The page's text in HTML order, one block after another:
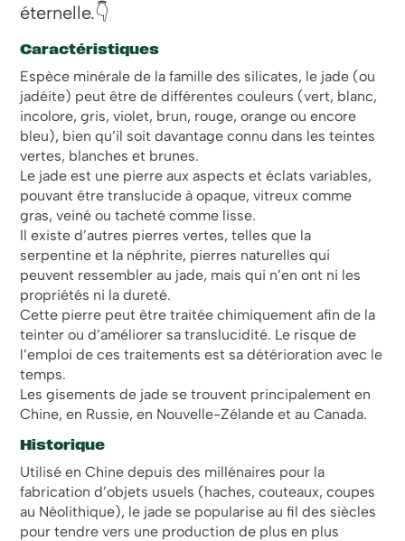
éternelle.👇
Caractéristiques
Espèce minérale de la famille des silicates, le jade (ou
jadéite) peut être de différentes couleurs (vert, blanc,
incolore, gris, violet, brun, rouge, orange ou encore
bleu), bien qu’il soit davantage connu dans les teintes
vertes, blanches et brunes.
Le jade est une pierre aux aspects et éclats variables,
pouvant être translucide à opaque, vitreux comme
gras, veiné ou tacheté comme lisse.
Il existe d’autres pierres vertes, telles que la
serpentine et la néphrite, pierres naturelles qui
peuvent ressembler au jade, mais qui n’en ont ni les
propriétés ni la dureté.
Cette pierre peut être traitée chimiquement afin de la
teinter ou d’améliorer sa translucidité. Le risque de
l’emploi de ces traitements est sa détérioration avec le
temps.
Les gisements de jade se trouvent principalement en
Chine, en Russie, en Nouvelle-Zélande et au Canada.
Historique
Utilisé en Chine depuis des millénaires pour la
fabrication d’objets usuels (haches, couteaux, coupes
au Néolithique), le jade se popularise au fil des siècles
pour tendre vers une production de plus en plus